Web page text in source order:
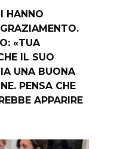
HANNO
«TUA
IL SUO
UNA BUONA
PENSA CHE
APPARIRE